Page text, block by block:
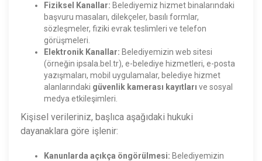
Fiziksel Kanallar: Belediyemiz hizmet binalarındaki
başvuru masaları, dilekçeler, basılı formlar,
sözleşmeler, fiziki evrak teslimleri ve telefon
görüşmeleri.
Elektronik Kanallar: Belediyemizin web sitesi
(örneğin ipsala.bel.tr), e-belediye hizmetleri, e-posta
yazışmaları, mobil uygulamalar, belediye hizmet
alanlarındaki güvenlik kamerası kayıtları ve sosyal
medya etkileşimleri.
Kişisel verileriniz, başlıca aşağıdaki hukuki
dayanaklara göre işlenir:
Kanunlarda açıkça öngörülmesi: Belediyemizin